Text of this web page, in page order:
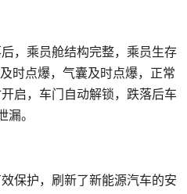
，乘员舱结构完整，乘员生存
时点爆，气囊及时点爆，正常
启，车门自动解锁，跌落后车
。
保护，刷新了新能源汽车的安